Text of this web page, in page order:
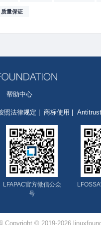
质量保证
帮助中心
照法律规定 商标使用
LFAPAC官方微信公众
号
Copyright © 2019-2026